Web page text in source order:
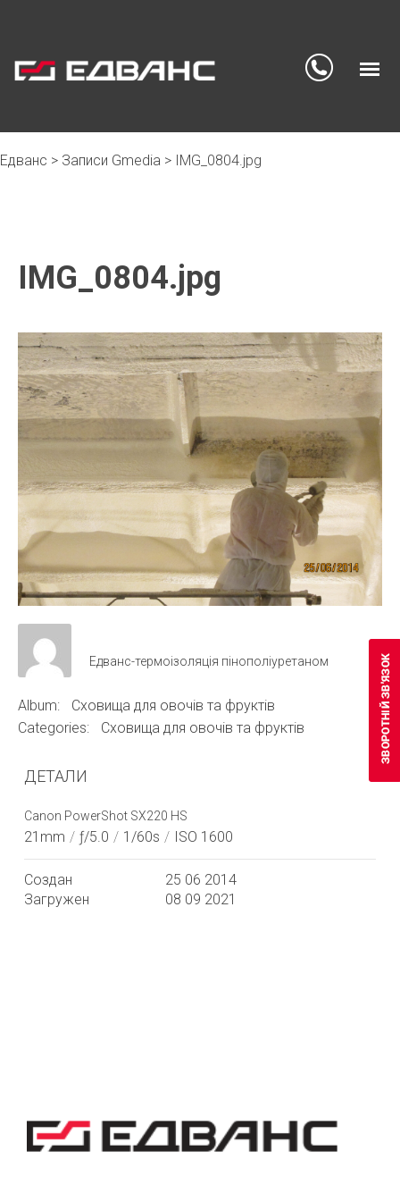
Skip
Едванс > Записи Gmedia > IMG_0804.jpg
IMG_0804.jpg
Едванс-термоізоляція пінополіуретаном
Album:
Сховища для овочів та фруктів
Categories:
Сховища для овочів та фруктів
ДЕТАЛИ
Canon PowerShot SX220 HS
21mm / ƒ/5.0 / 1/60s / ISO 1600
Создан
25 06 2014
Загружен
08 09 2021